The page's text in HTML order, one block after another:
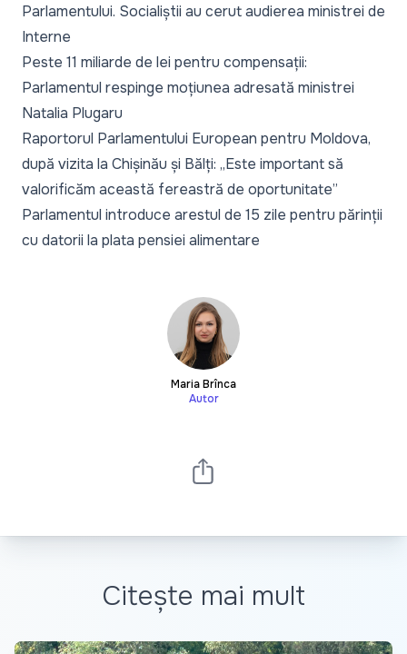
Parlamentului. Socialiștii au cerut audierea ministrei de
Interne
Peste 11 miliarde de lei pentru compensații:
Parlamentul respinge moțiunea adresată ministrei
Natalia Plugaru
Raportorul Parlamentului European pentru Moldova,
după vizita la Chișinău și Bălți: „Este important să
valorificăm această fereastră de oportunitate”
Parlamentul introduce arestul de 15 zile pentru părinții
cu datorii la plata pensiei alimentare
Maria Brînca
Autor
Citește mai mult